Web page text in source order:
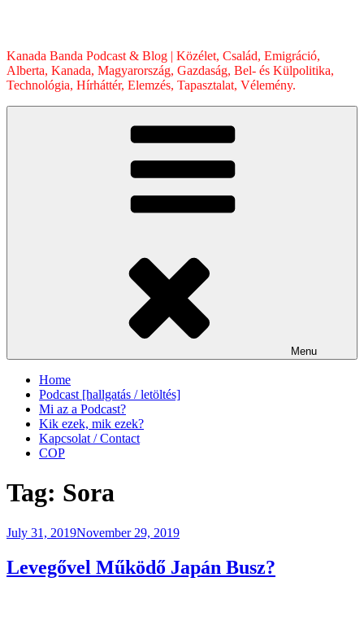
Kanada Banda Podcast & Blog | Közélet, Család, Emigráció,
Alberta, Kanada, Magyarország, Gazdaság, Bel- és Külpolitika,
Technológia, Hírháttér, Elemzés, Tapasztalat, Vélemény.
Menu
Home
Podcast [hallgatás / letöltés]
Mi az a Podcast?
Kik ezek, mik ezek?
Kapcsolat / Contact
COP
Tag: Sora
Posted
July 31, 2019November 29, 2019
Levegővel Működő Japán Busz?